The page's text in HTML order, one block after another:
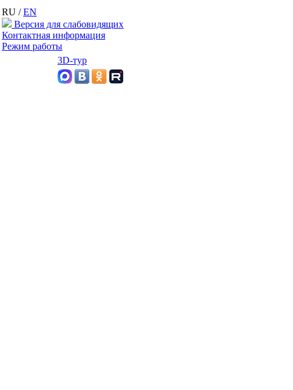
RU /EN
Версия для слабовидящих
Контактная информация
Режим работы
3D-тур